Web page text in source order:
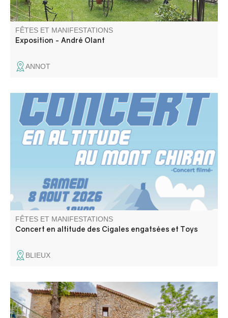
FÊTES ET MANIFESTATIONS
Exposition - André Olant
ANNOT
Concert par Les Cigales engatsées (rock trad provençal)
Toys ( reprises Rolling Stones).
FÊTES ET MANIFESTATIONS
Concert en altitude des Cigales engatsées et Toys
BLIEUX
La Compagnie Totem et le Gîte La Chambrette vous
invitent à une soirée théâtre !! Une interprétation de